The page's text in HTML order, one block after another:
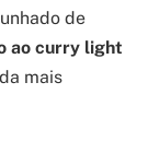
de
ao curry light
mais